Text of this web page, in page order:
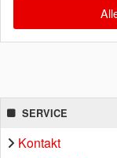
SERVICE
Kontakt